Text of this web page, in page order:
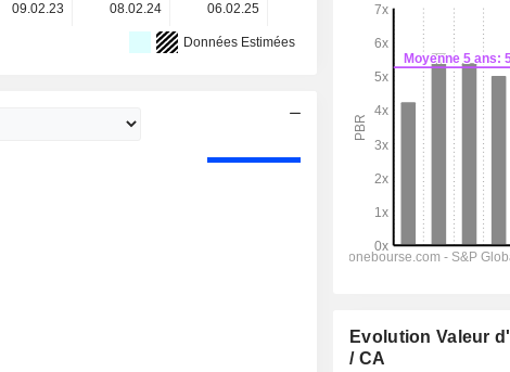
09.02.23 08.02.24 06.02.25 -
Données Estimées
Evolution Valeur
/ CA